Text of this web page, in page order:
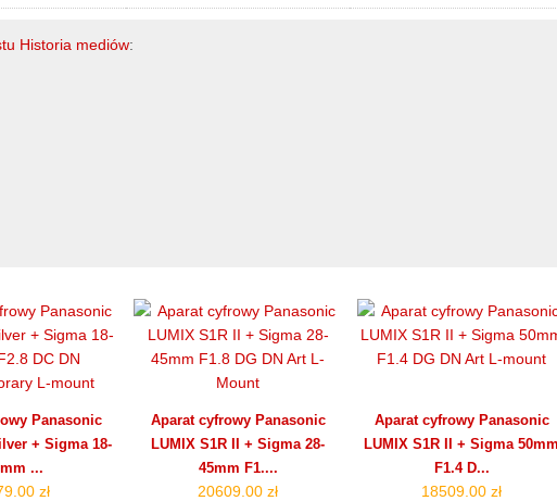
Historia mediów:
Panasonic
+ Sigma 18-
...
zł
Aparat cyfrowy Panasonic
LUMIX S1R II + Sigma 28-
45mm F1....
20609.00 zł
Aparat cyfrowy Panasonic
LUMIX S1R II + Sigma 50mm
F1.4 D...
18509.00 zł